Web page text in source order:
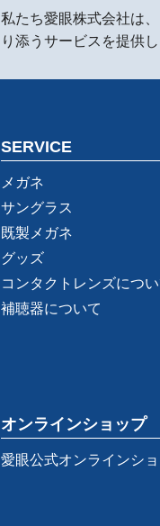
私たち愛眼株式会社は
り添うサービスを提供し
SERVICE
メガネ
サングラス
既製メガネ
グッズ
コンタクトレンズにつ
補聴器について
オンラインショップ
愛眼公式オンラインシ